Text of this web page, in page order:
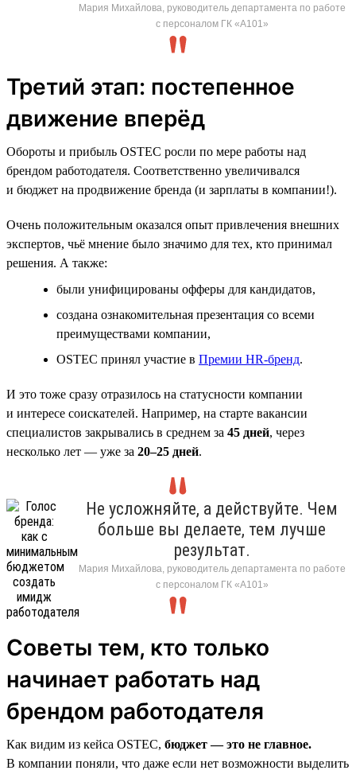
Мария Михайлова, руководитель департамента по работе
с персоналом ГК «А101»
Третий этап: постепенное
движение вперёд
Обороты и прибыль OSTEC росли по мере работы над
брендом работодателя. Соответственно увеличивался
и бюджет на продвижение бренда (и зарплаты в компании!).
Очень положительным оказался опыт привлечения внешних
экспертов, чьё мнение было значимо для тех, кто принимал
решения. А также:
были унифицированы офферы для кандидатов,
создана ознакомительная презентация со всеми
преимуществами компании,
OSTEC принял участие в Премии HR‑бренд.
И это тоже сразу отразилось на статусности компании
и интересе соискателей. Например, на старте вакансии
специалистов закрывались в среднем за 45 дней, через
несколько лет — уже за 20–25 дней.
Не усложняйте, а действуйте. Чем
больше вы делаете, тем лучше
результат.
Мария Михайлова, руководитель департамента по работе
с персоналом ГК «А101»
Советы тем, кто только
начинает работать над
брендом работодателя
Как видим из кейса OSTEC, бюджет — это не главное.
В компании поняли, что даже если нет возможности выделить